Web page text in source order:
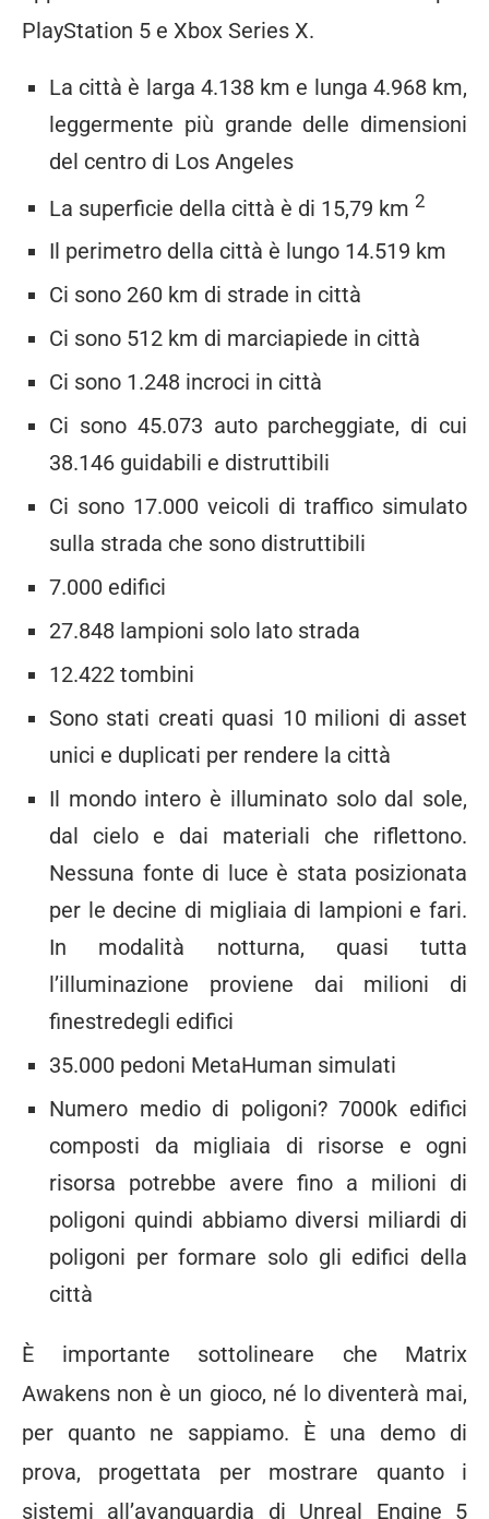
PlayStation 5 e Xbox Series X.
La città è larga 4.138 km e lunga 4.968 km,
leggermente più grande delle dimensioni
del centro di Los Angeles
La superficie della città è di 15,79 km 2
Il perimetro della città è lungo 14.519 km
Ci sono 260 km di strade in città
Ci sono 512 km di marciapiede in città
Ci sono 1.248 incroci in città
Ci sono 45.073 auto parcheggiate, di cui
38.146 guidabili e distruttibili
Ci sono 17.000 veicoli di traffico simulato
sulla strada che sono distruttibili
7.000 edifici
27.848 lampioni solo lato strada
12.422 tombini
Sono stati creati quasi 10 milioni di asset
unici e duplicati per rendere la città
Il mondo intero è illuminato solo dal sole,
dal cielo e dai materiali che riflettono.
Nessuna fonte di luce è stata posizionata
per le decine di migliaia di lampioni e fari.
In modalità notturna, quasi tutta
l’illuminazione proviene dai milioni di
finestredegli edifici
35.000 pedoni MetaHuman simulati
Numero medio di poligoni? 7000k edifici
composti da migliaia di risorse e ogni
risorsa potrebbe avere fino a milioni di
poligoni quindi abbiamo diversi miliardi di
poligoni per formare solo gli edifici della
città
È importante sottolineare che Matrix
Awakens non è un gioco, né lo diventerà mai,
per quanto ne sappiamo. È una demo di
prova, progettata per mostrare quanto i
sistemi all’avanguardia di Unreal Engine 5